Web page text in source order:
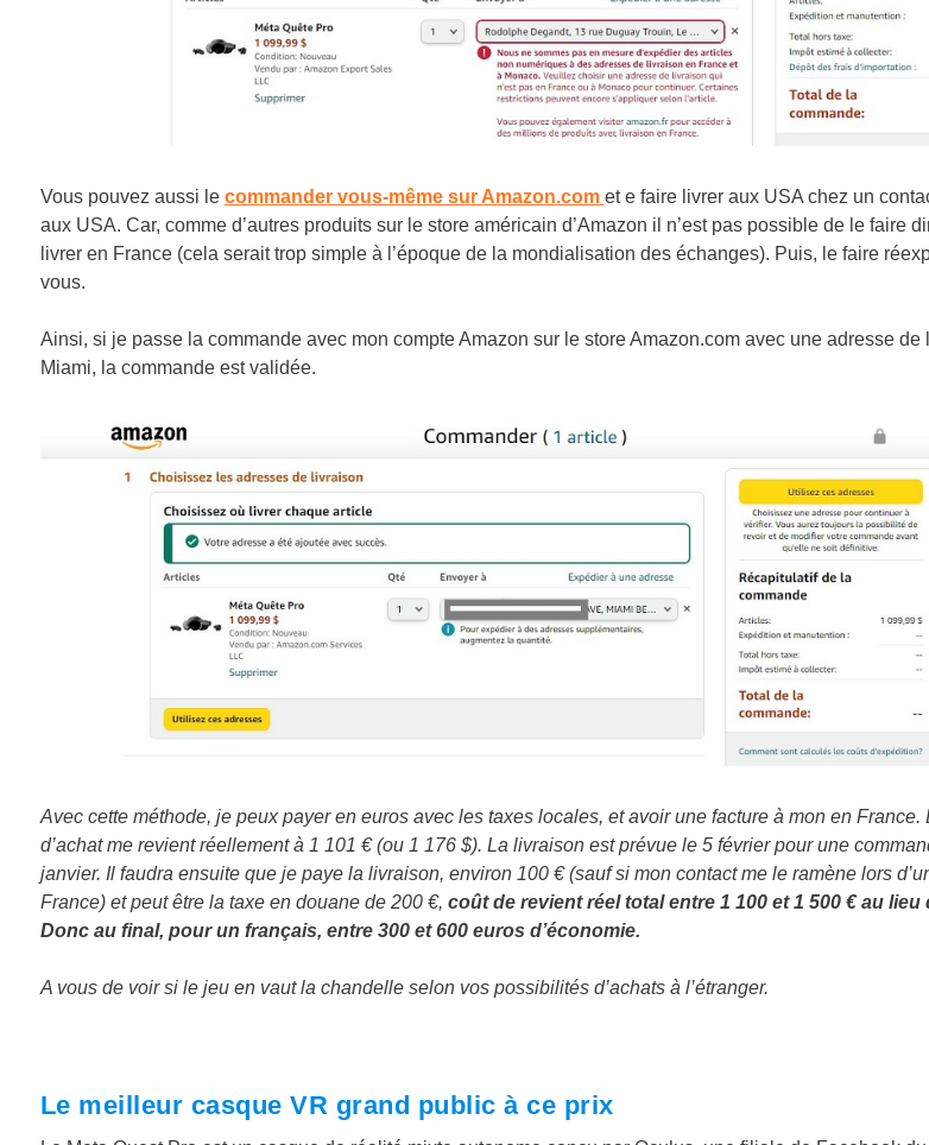
Vous pouvez aussi le commander vous-même sur Amazon.com et e faire livrer aux USA chez un
aux USA. Car, comme d’autres produits sur le store américain d’Amazon il n’est pas possible de le faire
livrer en France (cela serait trop simple à l’époque de la mondialisation des échanges). Puis, le faire
vous.
Ainsi, si je passe la commande avec mon compte Amazon sur le storeAmazon.comavec une adresse de
Miami, la commande est validée.
Avec cette méthode, je peux payer en euros avec les taxes locales, et avoir une facture à mon en France.
d’achat me revient réellement à 1 101 € (ou 1 176 $). La livraison est prévue le 5 février pour une
janvier. Il faudra ensuite que je paye la livraison, environ 100 € (sauf si mon contact me le ramène lors
France) et peut être la taxe en douane de 200 €, coût de revient réel total entre 1 100 et 1 500 € au lieu
Donc au final, pour un français, entre 300 et 600 euros d’économie.
A vous de voir si le jeu en vaut la chandelle selon vos possibilités d’achats à l’étranger.
Le meilleur casque VR grand public à ce prix